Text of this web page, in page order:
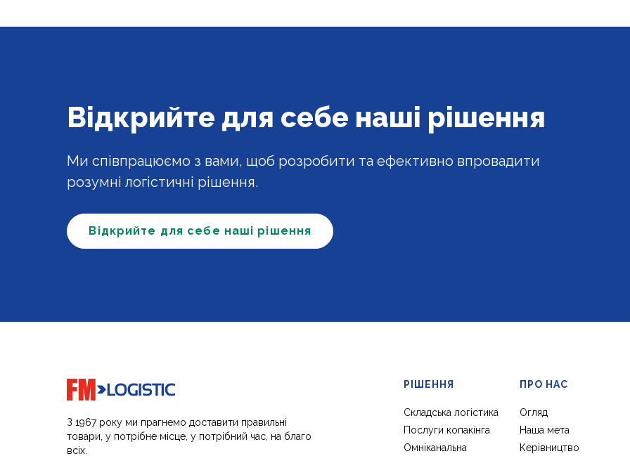
Відкрийте для себе наші рішення
Ми співпрацюємо з вами, щоб розробити та ефективно впровадити
розумні логістичні рішення.
Відкрийте для себе наші рішення
Go to home page
З 1967 року ми прагнемо доставити правильні
товари, у потрібне місце, у потрібний час, на благо
всіх.
РІШЕННЯ
Складська логістика
Послуги копакінга
Омніканальна
ПРО НАС
Огляд
Наша мета
Керівництво